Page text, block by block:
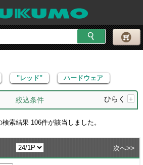
ハードウェア
"レッド" ハードウェア
絞込条件 ひらく +
検索結果 106件が該当しました。
次へ>>